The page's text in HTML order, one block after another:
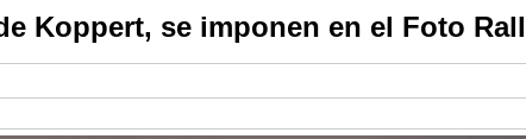
Koppert, se imponen en el Foto